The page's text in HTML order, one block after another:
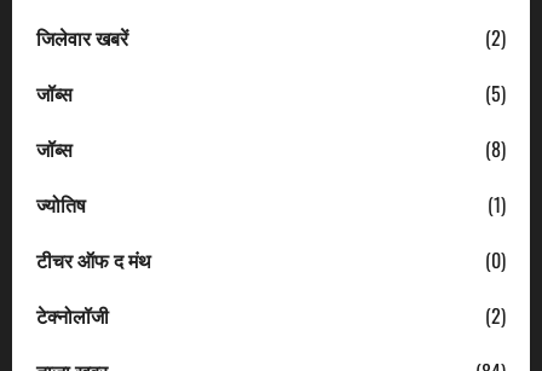
जिलेवार खबरें
(2)
जॉब्स
(5)
जॉब्स
(8)
ज्योतिष
(1)
टीचर ऑफ द मंथ
(0)
टेक्नोलॉजी
(2)